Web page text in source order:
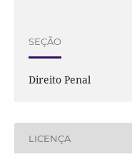
SEÇÃO
Direito Penal
LICENÇA